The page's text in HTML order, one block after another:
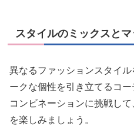
スタイルのミックスと
異なるファッションスタイ
ークな個性を引き立てるコ
コンビネーションに挑戦し
を楽しみましょう。